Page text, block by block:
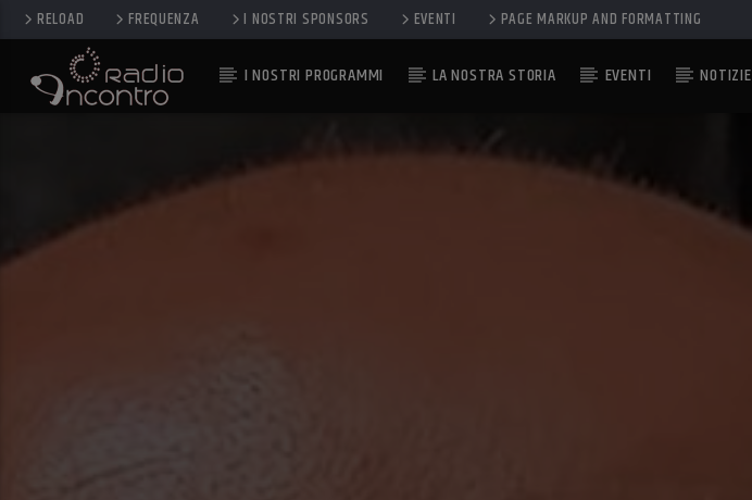
RELOAD FREQUENZA I NOSTRI SPONSORS EVENTI PAGE MARKUP AND FORMATTING
I NOSTRI PROGRAMMI LA NOSTRA STORIA EVENTI NOTIZIE